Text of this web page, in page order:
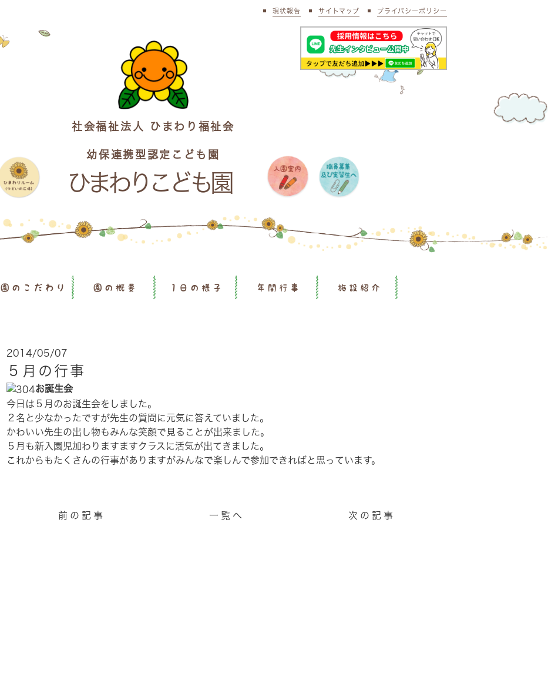
現状報告 サイトマップ プライバシーポリシー
社会福祉法人 ひまわり福祉会
幼保連携型認定こども園
ひまわりこども園
園のこだわり 園の概要 1日の様子 年間行事 施設紹介
2014/05/07
５月の行事
お誕生会
今日は５月のお誕生会をしました。
２名と少なかったですが先生の質問に元気に答えていました。
かわいい先生の出し物もみんな笑顔で見ることが出来ました。
５月も新入園児加わりますますクラスに活気が出てきました。
これからもたくさんの行事がありますがみんなで楽しんで参加できればと思っています。
前の記事 一覧へ 次の記事